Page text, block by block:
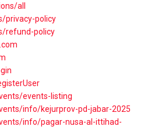
all
privacy-policy
refund-policy
events-listing
info/kejurprov-pd-jabar-2025
info/pagar-nusa-al-ittihad-